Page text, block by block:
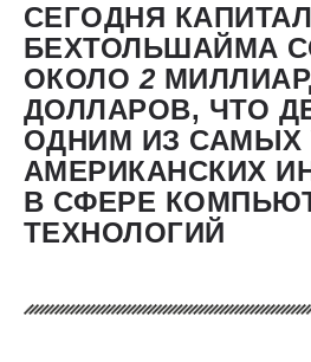
СЕГОДНЯ КАПИТАЛ
БЕХТОЛЬШАЙМА
ОКОЛО 2
ДОЛЛАРОВ, ЧТО
ОДНИМ ИЗ
АМЕРИКАНСКИХ
В СФЕРЕ
ТЕХНОЛОГИЙ